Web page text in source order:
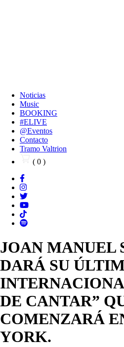
Noticias
Music
BOOKING
#ELIVE
@Eventos
Contacto
Tramo Valtrion
( 0 )
JOAN MANUEL
DARÁ SU
DE CANTAR”
COMENZARÁ
YORK.